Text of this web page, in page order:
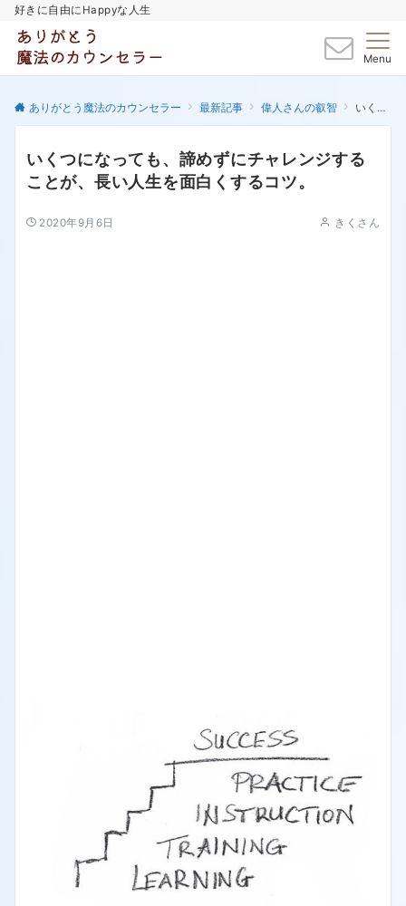
好きに自由にHappyな人生
Menu
ありがとう魔法のカウンセラー 最新記事 偉人さんの叡智 いくつになっても、諦めずにチャレンジすることが、長い人生を面白くするコツ。
いくつになっても、諦めずにチャレンジする
ことが、長い人生を面白くするコツ。
2020年9月6日 きくさん